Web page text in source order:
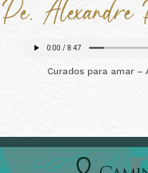
Curados para amar –